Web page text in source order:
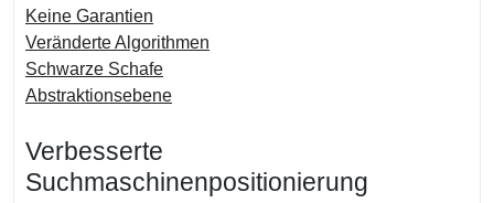
Keine Garantien
Veränderte Algorithmen
Schwarze Schafe
Abstraktionsebene
Verbesserte
Suchmaschinenpositionierung